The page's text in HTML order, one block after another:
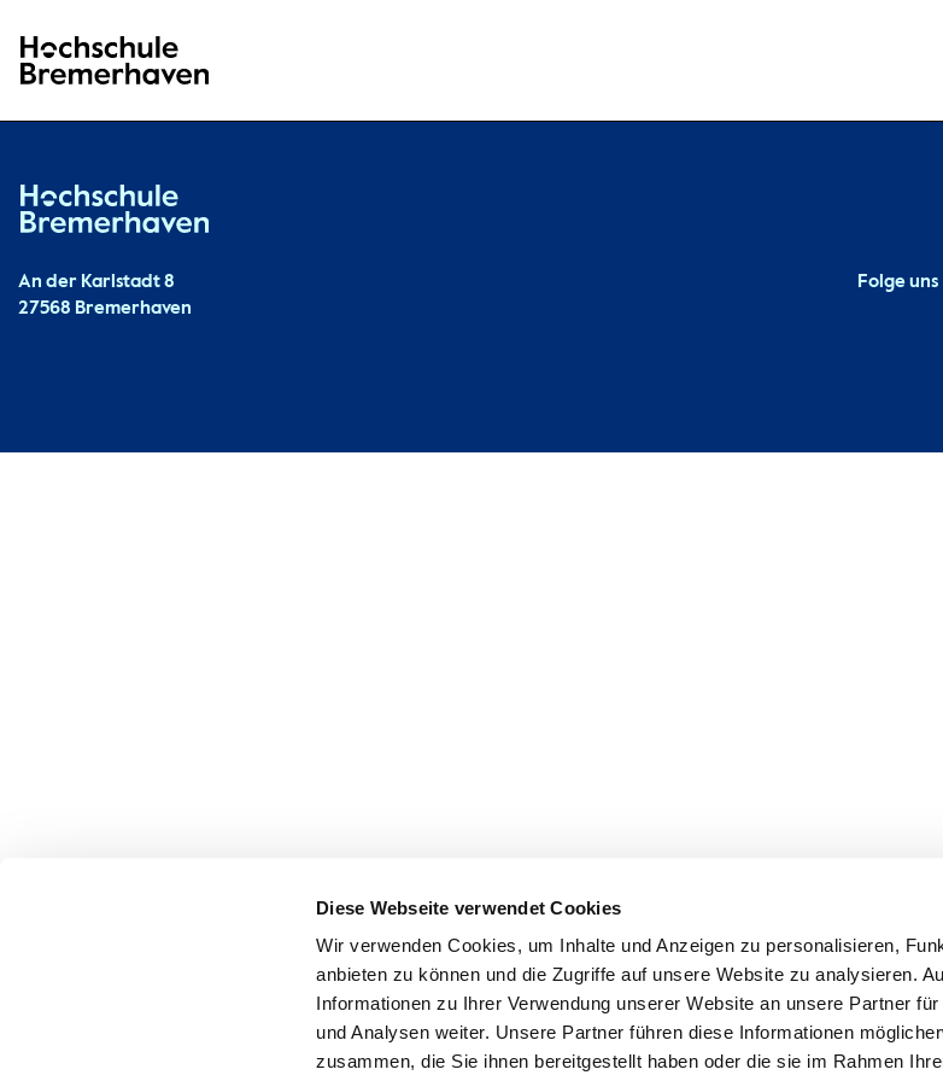
Diese Webseite verwendet Cookies
Wir verwenden Cookies, um Inhalte und Anzeigen zu personalisieren,
anbieten zu können und die Zugriffe auf unsere Website zu analysieren.
Informationen zu Ihrer Verwendung unserer Website an unsere Partner
und Analysen weiter. Unsere Partner führen diese Informationen
zusammen, die Sie ihnen bereitgestellt haben oder die sie im Rahmen
Hochschule Bremerhaven
Kontakt
An der Karlstadt 8
27568 Bremerhaven
Folge uns